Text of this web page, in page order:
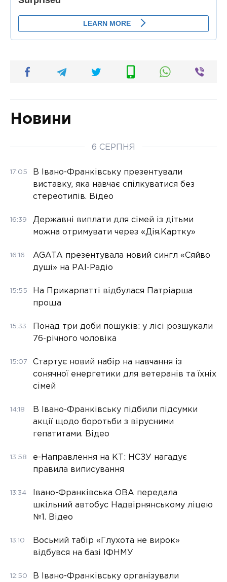
Новини
6 СЕРПНЯ
17:05
В Івано-Франківську презентували
виставку, яка навчає спілкуватися без
стереотипів. Відео
16:39
Державні виплати для сімей із дітьми
можна отримувати через «Дія.Картку»
16:16
AGATA презентувала новий сингл «Сяйво
душі» на РАІ-Радіо
15:55
На Прикарпатті відбулася Патріарша
проща
15:33
Понад три доби пошуків: у лісі розшукали
76-річного чоловіка
15:07
Стартує новий набір на навчання із
сонячної енергетики для ветеранів та їхніх
сімей
14:18
В Івано-Франківську підбили підсумки
акції щодо боротьби з вірусними
гепатитами. Відео
13:58
е-Направлення на КТ: НСЗУ нагадує
правила виписування
13:34
Івано-Франківська ОВА передала
шкільний автобус Надвірнянському ліцею
№1. Відео
13:10
Восьмий табір «Глухота не вирок»
відбувся на базі ІФНМУ
12:50 В Івано-Франківську організували